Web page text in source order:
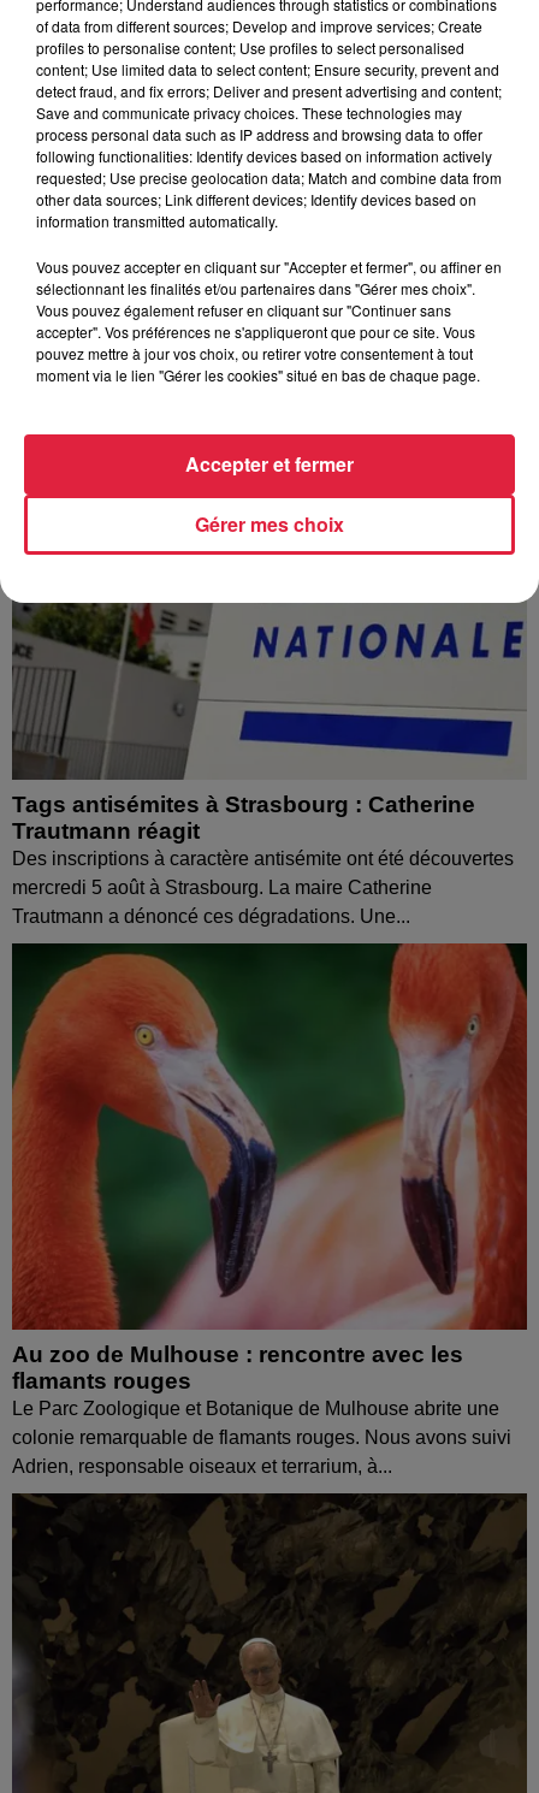
À Hoerdt, de l’eau brune sort des robinets
Depuis plusieurs jours, des habitants de Hoerdt ont vu de
l’eau brune s’écouler de leurs robinets. Face aux
nombreuses interrogations, la municipalité a pris...
Tags antisémites à Strasbourg : Catherine
Trautmann réagit
Des inscriptions à caractère antisémite ont été découvertes
mercredi 5 août à Strasbourg. La maire Catherine
Trautmann a dénoncé ces dégradations. Une...
Au zoo de Mulhouse : rencontre avec les
flamants rouges
Le Parc Zoologique et Botanique de Mulhouse abrite une
colonie remarquable de flamants rouges. Nous avons suivi
Adrien, responsable oiseaux et terrarium, à...
performance; Understand audiences through statistics or combinations
of data from different sources; Develop and improve services; Create
profiles to personalise content; Use profiles to select personalised
content; Use limited data to select content; Ensure security, prevent and
detect fraud, and fix errors; Deliver and present advertising and content;
Save and communicate privacy choices. These technologies may
process personal data such as IP address and browsing data to offer
following functionalities: Identify devices based on information actively
requested; Use precise geolocation data; Match and combine data from
other data sources; Link different devices; Identify devices based on
information transmitted automatically.
Vous pouvez accepter en cliquant sur "Accepter et fermer", ou affiner en
sélectionnant les finalités et/ou partenaires dans "Gérer mes choix".
Vous pouvez également refuser en cliquant sur "Continuer sans
accepter". Vos préférences ne s'appliqueront que pour ce site. Vous
pouvez mettre à jour vos choix, ou retirer votre consentement à tout
moment via le lien "Gérer les cookies" situé en bas de chaque page.
Gérer mes choix
Accepter et fermer